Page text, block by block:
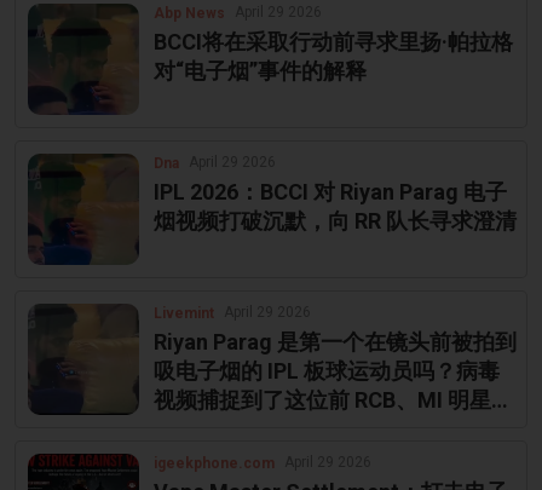
Abp News
BCCI将在采取行动前寻求里扬·帕拉格
对“电子烟”事件的解释
Dna
IPL 2026：BCCI 对 Riyan Parag 电子
烟视频打破沉默，向 RR 队长寻求澄清
Livemint
Riyan Parag 是第一个在镜头前被拍到
吸电子烟的 IPL 板球运动员吗？病毒
视频捕捉到了这位前 RCB、MI 明星的
igeekphone.com